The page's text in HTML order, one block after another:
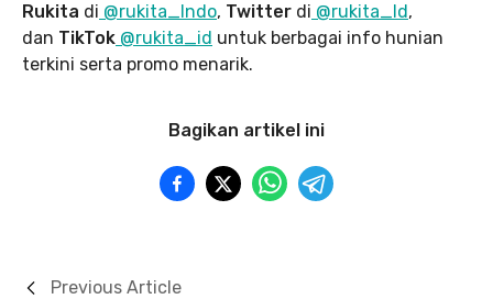
Rukita di @rukita_Indo, Twitter di @rukita_Id,
dan TikTok @rukita_id untuk berbagai info hunian
terkini serta promo menarik.
Bagikan artikel ini
Previous Article